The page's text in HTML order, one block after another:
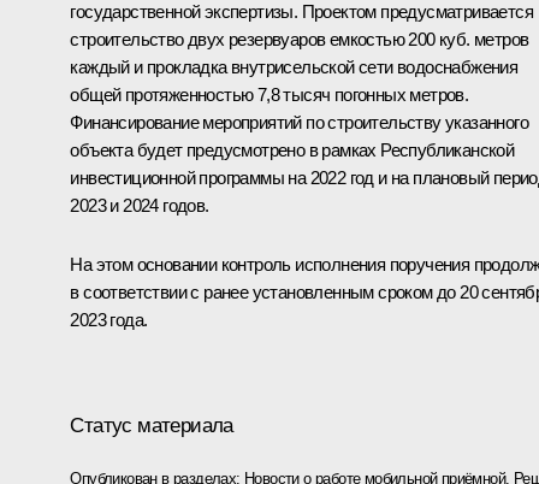
государственной экспертизы. Проектом предусматривается
строительство двух резервуаров емкостью 200 куб. метров
каждый и прокладка внутрисельской сети водоснабжения
общей протяженностью 7,8 тысяч погонных метров.
Финансирование мероприятий по строительству указанного
объекта будет предусмотрено в рамках Республиканской
инвестиционной программы на 2022 год и на плановый
2023 и 2024 годов.
На этом основании контроль исполнения поручения
в соответствии с ранее установленным сроком до 20
2023 года.
Статус материала
Опубликован в разделах: Новости о работе мобильной приёмной,